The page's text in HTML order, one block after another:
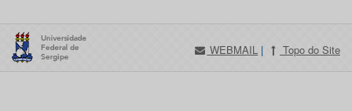
WEBMAIL | Topo do Site